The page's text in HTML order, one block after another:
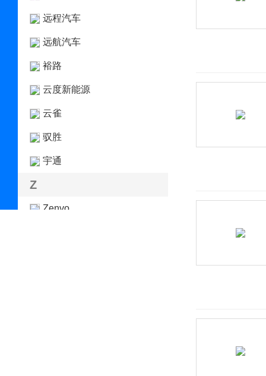
远程汽车
远航汽车
裕路
云度新能源
云雀
驭胜
宇通
Z
Zenvo